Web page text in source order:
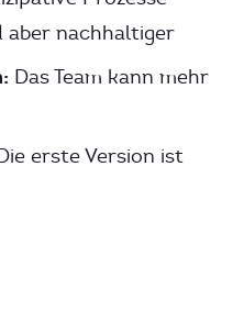
aber nachhaltiger
Das Team kann mehr
erste Version ist